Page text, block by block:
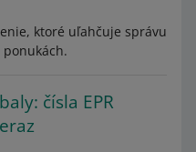
ktoré uľahčuje správu
čísla EPR